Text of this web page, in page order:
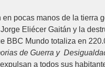
en pocas manos de la
Eliécer Gaitán y la
BBC Mundo totaliza en
de Guerra y
a todos sus